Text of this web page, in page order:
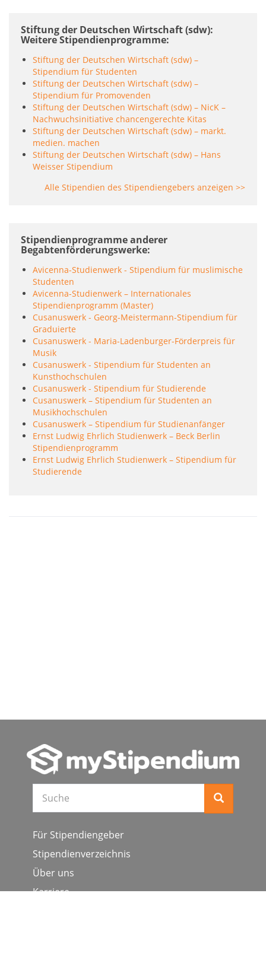
Stiftung der Deutschen Wirtschaft (sdw):
Weitere Stipendienprogramme
Stiftung der Deutschen Wirtschaft (sdw) –
Stipendium für Studenten
Stiftung der Deutschen Wirtschaft (sdw) –
Stipendium für Promovenden
Stiftung der Deutschen Wirtschaft (sdw) – NicK –
Nachwuchsinitiative chancengerechte Kitas
Stiftung der Deutschen Wirtschaft (sdw) – markt.
medien. machen
Stiftung der Deutschen Wirtschaft (sdw) – Hans
Weisser Stipendium
Alle Stipendien des Stipendiengebers anzeigen >>
Stipendienprogramme anderer
Begabtenförderungswerke
Avicenna-Studienwerk - Stipendium für muslimische
Studenten
Avicenna-Studienwerk – Internationales
Stipendienprogramm (Master)
Cusanuswerk - Georg-Meistermann-Stipendium für
Graduierte
Cusanuswerk - Maria-Ladenburger-Förderpreis für
Musik
Cusanuswerk - Stipendium für Studenten an
Kunsthochschulen
Cusanuswerk - Stipendium für Studierende
Cusanuswerk – Stipendium für Studenten an
Musikhochschulen
Cusanuswerk – Stipendium für Studienanfänger
Ernst Ludwig Ehrlich Studienwerk – Beck Berlin
Stipendienprogramm
Ernst Ludwig Ehrlich Studienwerk – Stipendium für
Studierende
Suche
Für Stipendiengeber
Stipendienverzeichnis
Über uns
Karriere